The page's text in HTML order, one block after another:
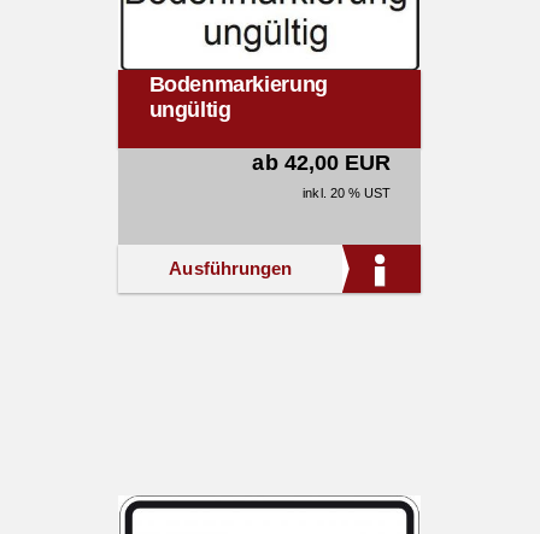
Bodenmarkierung
ungültig
ab 42,00 EUR
inkl. 20 % UST
Ausführungen